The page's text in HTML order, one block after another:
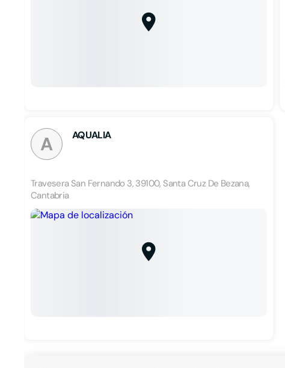
A AQUALIA
Travesera San Fernando 3, 39100, Santa Cruz De Bezana,
Cantabria